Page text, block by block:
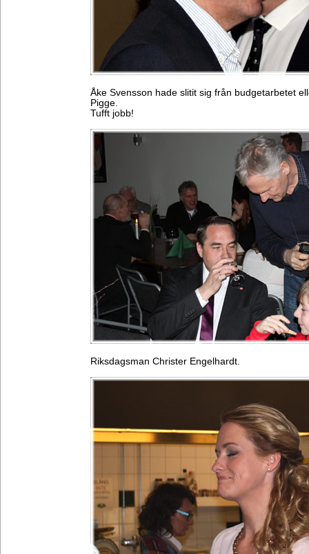
Åke Svensson hade slitit sig från budgetarbetet
Pigge.
Tufft jobb!
Riksdagsman Christer Engelhardt.